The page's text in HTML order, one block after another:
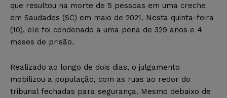
que resultou na morte de 5 pessoas em uma creche
em Saudades (SC) em maio de 2021. Nesta quinta-feira
(10), ele foi condenado a uma pena de 329 anos e 4
meses de prisão.
Realizado ao longo de dois dias, o julgamento
mobilizou a população, com as ruas ao redor do
tribunal fechadas para segurança. Mesmo debaixo de